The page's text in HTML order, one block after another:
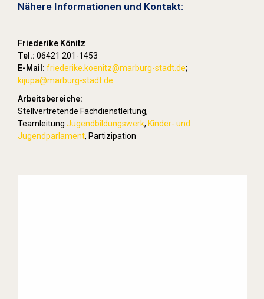
Nähere Informationen und Kontakt:
Friederike Könitz
Tel.: 06421 201-1453
E-Mail: friederike.koenitz@marburg-stadt.de;
kijupa@marburg-stadt.de
Arbeitsbereiche:
Stellvertretende Fachdienstleitung,
Teamleitung Jugendbildungswerk, Kinder- und
Jugendparlament, Partizipation